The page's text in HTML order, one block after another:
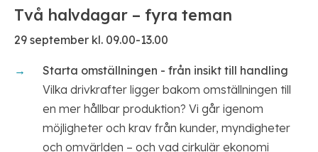
Två halvdagar – fyra teman
29 september kl. 09.00-13.00
Starta omställningen - från insikt till handling
Vilka drivkrafter ligger bakom omställningen till
en mer hållbar produktion? Vi går igenom
möjligheter och krav från kunder, myndigheter
och omvärlden – och vad cirkulär ekonomi